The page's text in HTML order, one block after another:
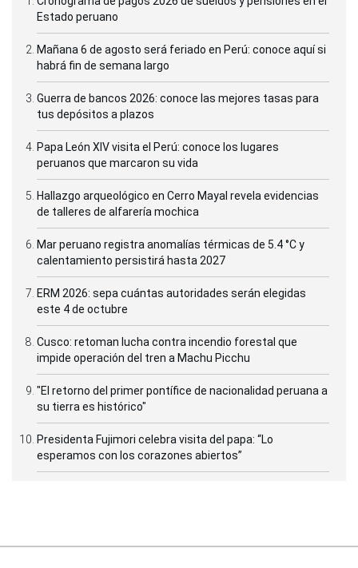
Estado peruano
Mañana 6 de agosto será feriado en Perú: conoce aquí si
habrá fin de semana largo
Guerra de bancos 2026: conoce las mejores tasas para
tus depósitos a plazos
Papa León XIV visita el Perú: conoce los lugares
peruanos que marcaron su vida
Hallazgo arqueológico en Cerro Mayal revela evidencias
de talleres de alfarería mochica
Mar peruano registra anomalías térmicas de 5.4 °C y
calentamiento persistirá hasta 2027
ERM 2026: sepa cuántas autoridades serán elegidas
este 4 de octubre
Cusco: retoman lucha contra incendio forestal que
impide operación del tren a Machu Picchu
"El retorno del primer pontífice de nacionalidad peruana a
su tierra es histórico"
Presidenta Fujimori celebra visita del papa: “Lo
esperamos con los corazones abiertos”